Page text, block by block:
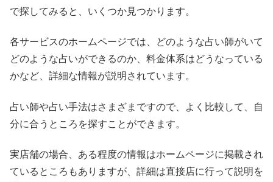
で探してみると、いくつか見つかります。
各サービスのホームページでは、どのような占い師がいて
どのような占いができるのか、料金体系はどうなっている
かなど、詳細な情報が説明されています。
占い師や占い手法はさまざまですので、よく比較して、自
分に合うところを探すことができます。
実店舗の場合、ある程度の情報はホームページに掲載され
ているところもありますが、詳細は直接店に行って説明を